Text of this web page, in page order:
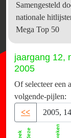
Samengesteld
nationale
Mega Top 50
jaargang 12,
2005
Of selecteer een
volgende-pijlen:
<<